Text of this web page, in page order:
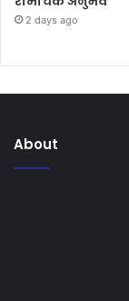
2 days ago
About